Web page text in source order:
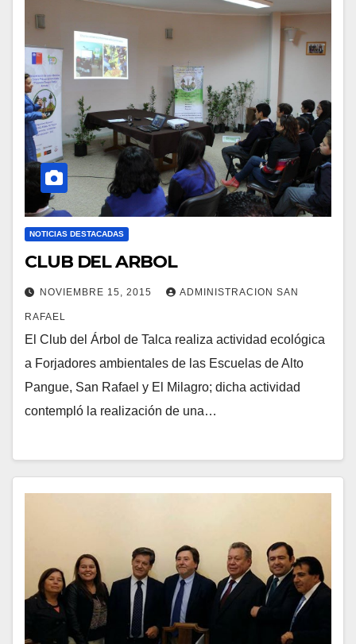
NOTICIAS DESTACADAS
CLUB DEL ARBOL
NOVIEMBRE 15, 2015 ADMINISTRACION SAN
RAFAEL
El Club del Árbol de Talca realiza actividad ecológica
a Forjadores ambientales de las Escuelas de Alto
Pangue, San Rafael y El Milagro; dicha actividad
contempló la realización de una…